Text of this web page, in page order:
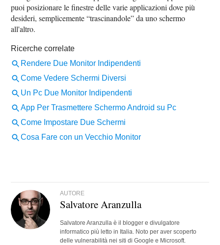
puoi posizionare le finestre delle varie applicazioni dove più
desideri, semplicemente “trascinandole” da uno schermo
all'altro.
AUTORE
Salvatore Aranzulla
Salvatore Aranzulla è il blogger e divulgatore
informatico più letto in Italia. Noto per aver scoperto
delle vulnerabilità nei siti di Google e Microsoft.